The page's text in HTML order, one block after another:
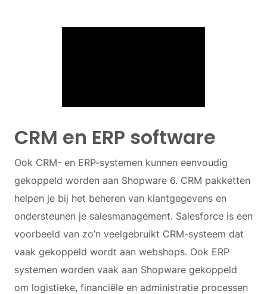
CRM en ERP software
Ook CRM- en ERP-systemen kunnen eenvoudig
gekoppeld worden aan Shopware 6. CRM pakketten
helpen je bij het beheren van klantgegevens en
ondersteunen je salesmanagement. Salesforce is een
voorbeeld van zo’n veelgebruikt CRM-systeem dat
vaak gekoppeld wordt aan webshops. Ook ERP
systemen worden vaak aan Shopware gekoppeld
om logistieke, financiële en administratie processen